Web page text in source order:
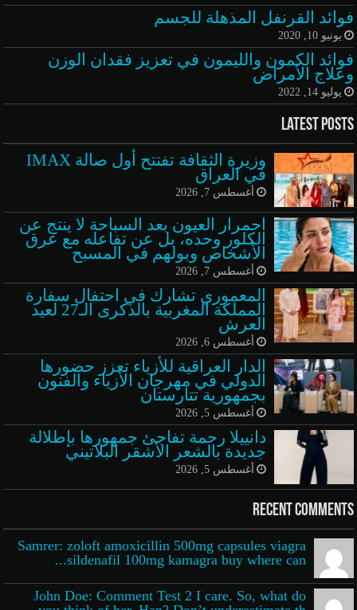
فوائد القرنفل المذهلة للجسم
يونيو 10, 2020
فوائد الكمون والليمون في تعزيز فقدان الوزن
وعلاج الأمراض
يوليو 14, 2022
Latest Posts
وزيرة الثقافة تفتتح أول صالة IMAX
في العراق
أغسطس 7, 2026
احمرار العيون بعد السباحة لا ينتج عن
الكلور وحده، بل عن تفاعله مع عرق
الأشخاص وبولهم في المسبح
أغسطس 7, 2026
المعموري تشارك في احتفال سفارة
المملكة المغربية بالذكرى الـ27 لعيد
العرش
أغسطس 6, 2026
الدار العراقية للأزياء تعزز حضورها
الدولي في مهرجان الأزياء والفنون
بجمهورية تتارستان
أغسطس 5, 2026
دانييلا رحمة تفاجئ جمهورها بإطلالة
جديدة بالشعر الأشقر البلاتيني
أغسطس 5, 2026
Recent Comments
Samrer: zoloft amoxicillin 500mg capsules viagra
sildenafil 100mg kamagra buy where can...
John Doe: Comment Test 2 I care. So, what do